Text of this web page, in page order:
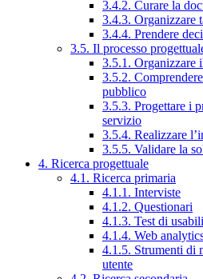
3.4.2. Curare la
3.4.3. Organizzare
3.4.4. Prendere
3.5. Il processo
3.5.1. Organizzare
3.5.2.
pubblico
3.5.3. Progettare i
servizio
3.5.4. Realizzare
3.5.5. Validare la
4. Ricerca progettuale
4.1. Ricerca primaria
4.1.1. Interviste
4.1.2. Questionari
4.1.3. Test di
4.1.4. Web
4.1.5. Strumenti di
utente